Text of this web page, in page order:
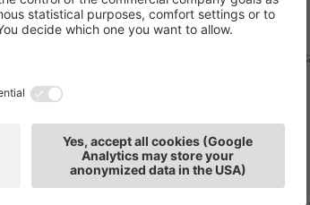
T: 0471 310 311